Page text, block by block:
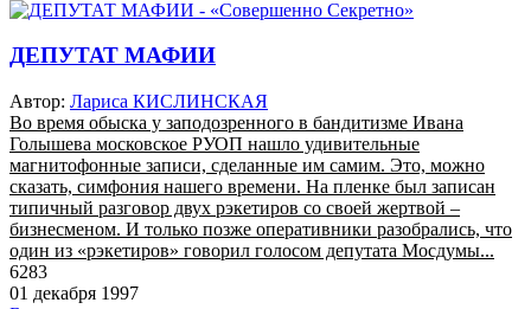
ДЕПУТАТ МАФИИ
Автор: Лариса КИСЛИНСКАЯ
Во время обыска у заподозренного в бандитизме Ивана
Голышева московское РУОП нашло удивительные
магнитофонные записи, сделанные им самим. Это, можно
сказать, симфония нашего времени. На пленке был записан
типичный разговор двух рэкетиров со своей жертвой –
бизнесменом. И только позже оперативники разобрались, что
один из «рэкетиров» говорил голосом депутата Мосдумы...
6283
01 декабря 1997